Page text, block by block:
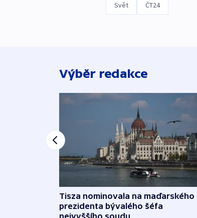
Svět ČT24
Výběr redakce
Tisza nominovala na maďarského
prezidenta bývalého šéfa
nejvyššího soudu